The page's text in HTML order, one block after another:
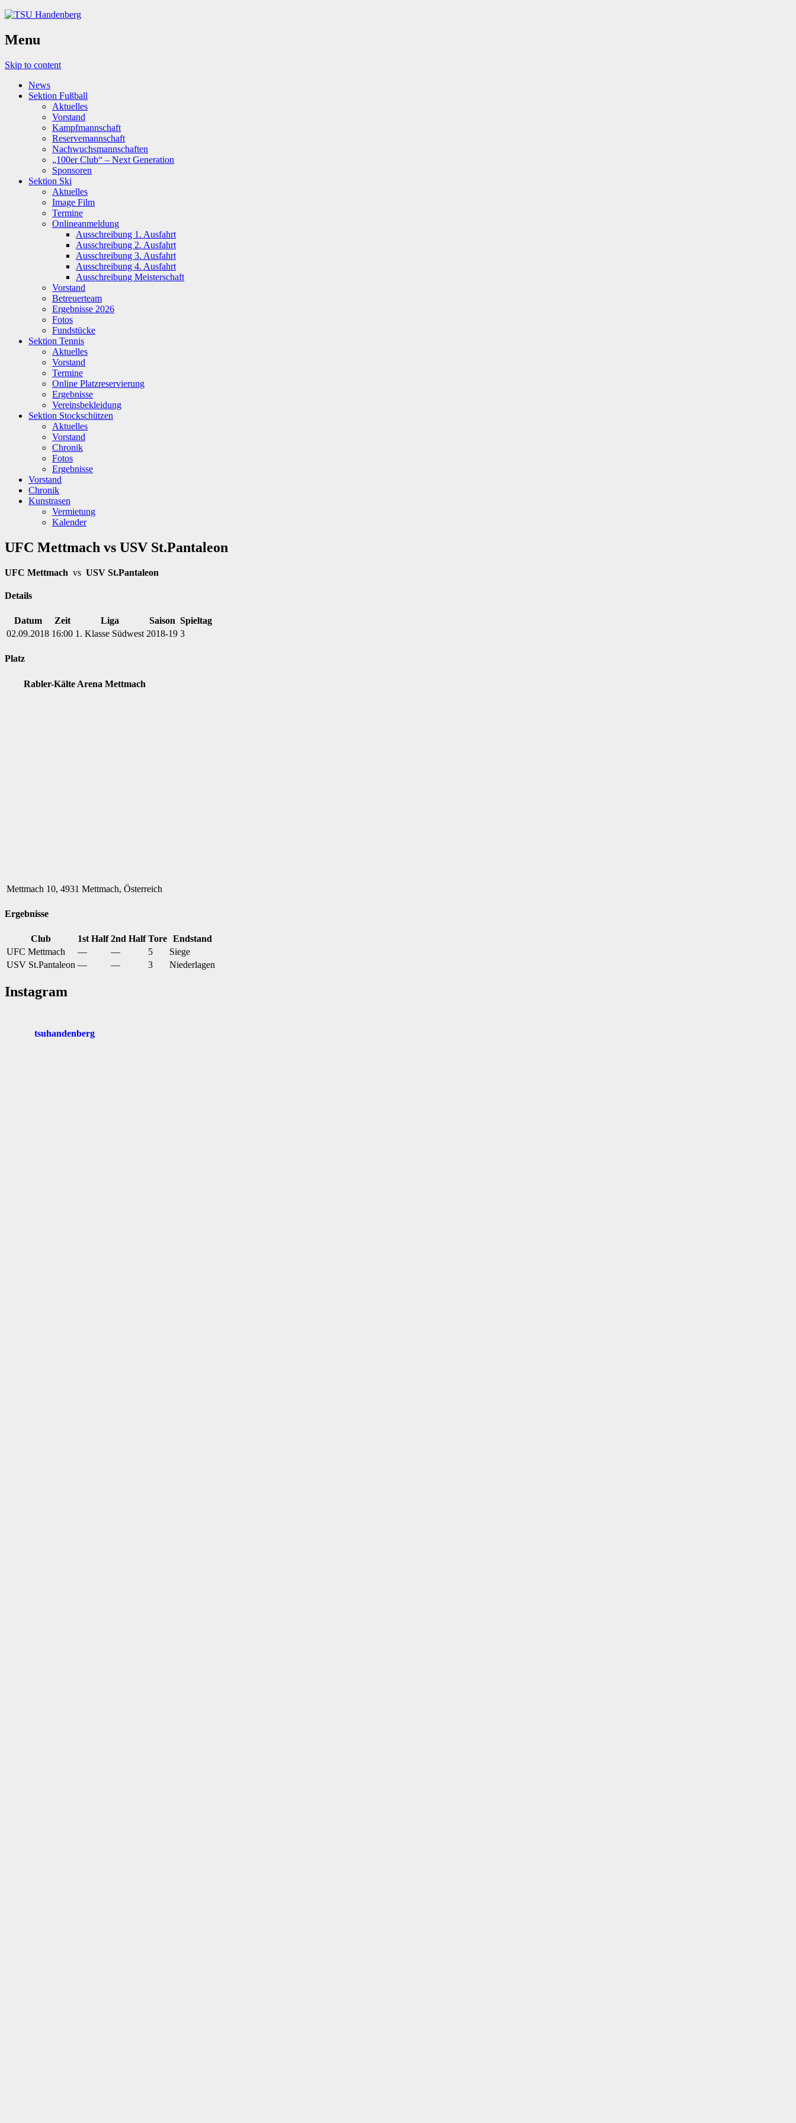
Menu
Skip to content
News
Sektion Fußball
Aktuelles
Vorstand
Kampfmannschaft
Reservemannschaft
Nachwuchsmannschaften
„100er Club“ – Next Generation
Sponsoren
Sektion Ski
Aktuelles
Image Film
Termine
Onlineanmeldung
Ausschreibung 1. Ausfahrt
Ausschreibung 2. Ausfahrt
Ausschreibung 3. Ausfahrt
Ausschreibung 4. Ausfahrt
Ausschreibung Meisterschaft
Vorstand
Betreuerteam
Ergebnisse 2026
Fotos
Fundstücke
Sektion Tennis
Aktuelles
Vorstand
Termine
Online Platzreservierung
Ergebnisse
Vereinsbekleidung
Sektion Stockschützen
Aktuelles
Vorstand
Chronik
Fotos
Ergebnisse
Vorstand
Chronik
Kunstrasen
Vermietung
Kalender
UFC Mettmach vs USV St.Pantaleon
UFC Mettmach vs USV St.Pantaleon
Details
Datum Zeit Liga Saison Spieltag
02.09.2018 16:00 1. Klasse Südwest 2018-19 3
Platz
Rabler-Kälte Arena Mettmach
Mettmach 10, 4931 Mettmach, Österreich
Ergebnisse
Club 1st Half 2nd Half Tore Endstand
UFC Mettmach
— — 5
Siege
USV St.Pantaleon — — 3 Niederlagen
Instagram
tsuhandenberg